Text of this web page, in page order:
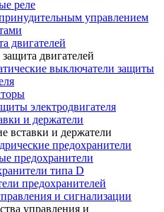
реле
управлением
двигателей
двигателей
выключатели защиты
электродвигателя
и держатели
вставки и держатели
предохранители
предохранители
типа D
предохранителей
и сигнализации
управления и